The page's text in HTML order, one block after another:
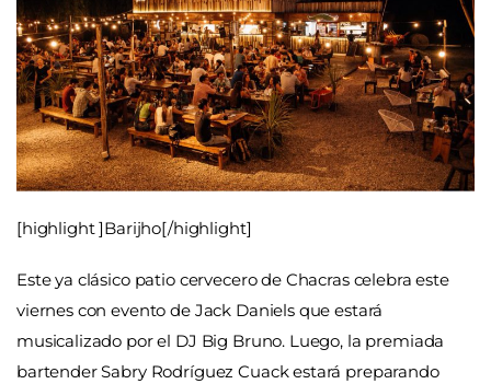
[highlight ]Barijho[/highlight]
Este ya clásico patio cervecero de Chacras celebra este
viernes con evento de Jack Daniels que estará
musicalizado por el DJ Big Bruno. Luego, la premiada
bartender Sabry Rodríguez Cuack estará preparando